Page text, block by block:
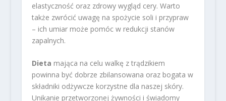
elastyczność oraz zdrowy wygląd cery. Warto
także zwrócić uwagę na spożycie soli i przypraw
– ich umiar może pomóc w redukcji stanów
zapalnych.
Dieta mająca na celu walkę z trądzikiem
powinna być dobrze zbilansowana oraz bogata w
składniki odżywcze korzystne dla naszej skóry.
Unikanie przetworzonej żywności i świadomy